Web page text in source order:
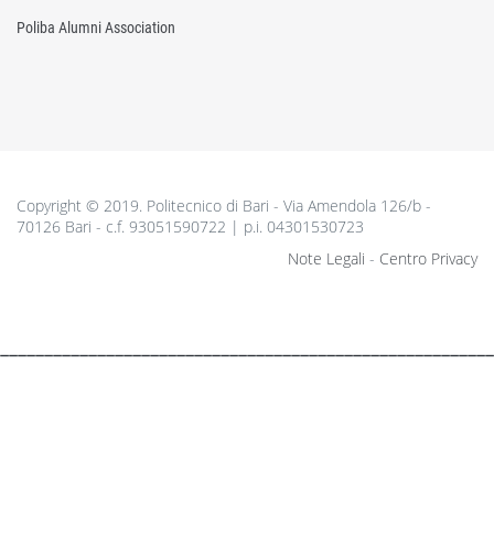
Poliba Alumni Association
Copyright © 2019. Politecnico di Bari - Via Amendola 126/b -
70126 Bari - c.f. 93051590722 | p.i. 04301530723
Note Legali - Centro Privacy